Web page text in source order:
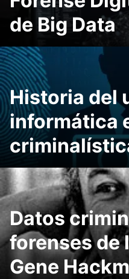
de Big Data
Historia del
informática
Datos
forenses de
Gene